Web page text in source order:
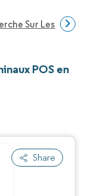
Sur Les
POS en
Share